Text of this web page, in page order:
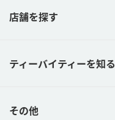
店舗を探す
ティーバイティーを知る
その他